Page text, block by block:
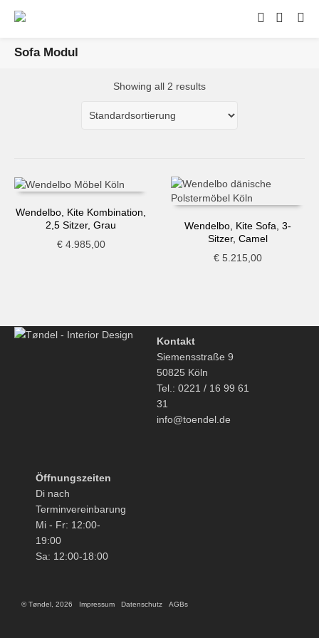
Sofa Modul
Showing all 2 results
Wendelbo, Kite Kombination,
2,5 Sitzer, Grau
€4.985,00
Wendelbo, Kite Sofa, 3-
Sitzer, Camel
€ 5.215,00
Kontakt
Siemensstraße 9
50825 Köln
Tel.: 0221 / 16 99 61
31
info@toendel.de
Öffnungszeiten
Di nach
Terminvereinbarung
Mi - Fr: 12:00-
19:00
Sa: 12:00-18:00
© Tøndel, 2026 Impressum Datenschutz AGBs